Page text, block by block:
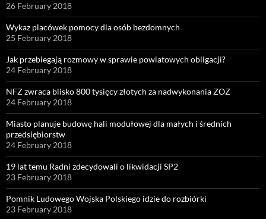
26 February 2018
Wykaz placówek pomocy dla osób bezdomnych
25 February 2018
Jak przebiegają rozmowy w sprawie powiatowych obligacji?
24 February 2018
NFZ zwraca blisko 800 tysięcy złotych za nadwykonania ZOZ
24 February 2018
Miasto planuje budowę hali modułowej dla małych i średnich
przedsiębiorstw
24 February 2018
19 lat temu Radni zdecydowali o likwidacji SP2
23 February 2018
Pomnik Ludowego Wojska Polskiego idzie do rozbiórki
23 February 2018